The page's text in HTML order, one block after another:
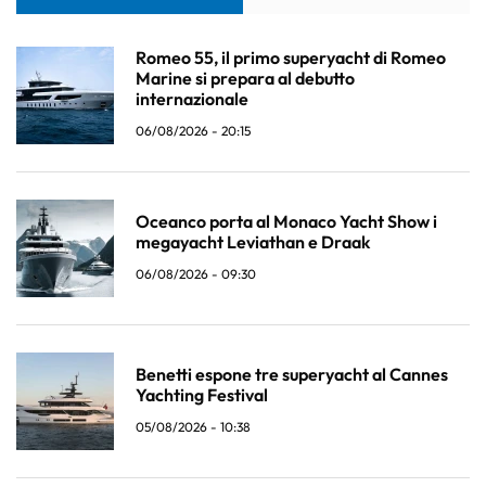
Romeo 55, il primo superyacht di Romeo
Marine si prepara al debutto
internazionale
06/08/2026 - 20:15
Oceanco porta al Monaco Yacht Show i
megayacht Leviathan e Draak
06/08/2026 - 09:30
Benetti espone tre superyacht al Cannes
Yachting Festival
05/08/2026 - 10:38